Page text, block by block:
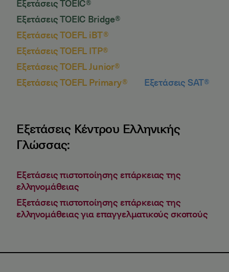
Εξετάσεις TOEIC®
Εξετάσεις TOEIC Bridge®
Εξετάσεις TOEFL iBT®
Εξετάσεις TOEFL ITP®
Εξετάσεις TOEFL Junior®
Εξετάσεις TOEFL Primary®
Εξετάσεις SAT®
Εξετάσεις Κέντρου Ελληνικής
Γλώσσας:
Εξετάσεις πιστοποίησης επάρκειας της
ελληνομάθειας
Εξετάσεις πιστοποίησης επάρκειας της
ελληνομάθειας για επαγγελματικούς σκοπούς